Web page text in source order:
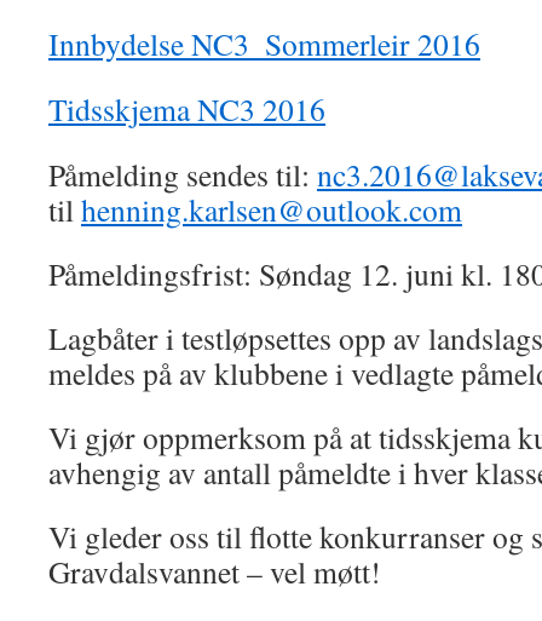
Innbydelse NC3_Sommerleir 2016
Tidsskjema NC3 2016
Påmelding sendes til:
tilhenning.karlsen@outlook.com
Påmeldingsfrist: Søndag 12. juni kl.
Lagbåter i testløpsettes opp av
meldes på av klubbene i vedlagte
Vi gjør oppmerksom på at tidsskjema
avhengig av antall påmeldte i hver
Vi gleder oss til flotte konkurranser og
Gravdalsvannet – vel møtt!